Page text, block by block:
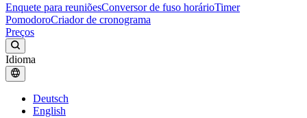
Enquete para reuniõesConversor de fuso horárioTimer
PomodoroCriador de cronograma
Preços
Idioma
Deutsch
English